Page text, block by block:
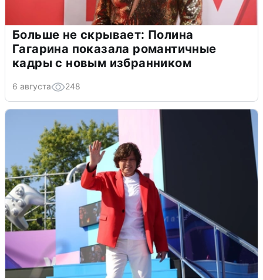
Больше не скрывает: Полина
Гагарина показала романтичные
кадры с новым избранником
6 августа 248